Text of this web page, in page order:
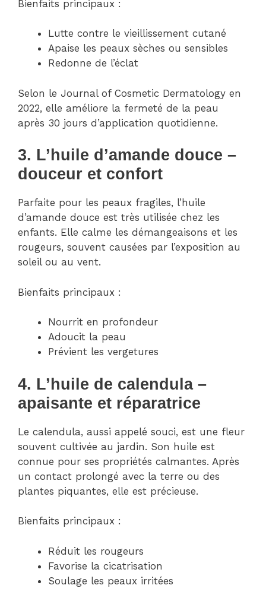
Bienfaits principaux :
Lutte contre le vieillissement cutané
Apaise les peaux sèches ou sensibles
Redonne de l’éclat
Selon le Journal of Cosmetic Dermatology en
2022, elle améliore la fermeté de la peau
après 30 jours d’application quotidienne.
3. L’huile d’amande douce –
douceur et confort
Parfaite pour les peaux fragiles, l’huile
d’amande douce est très utilisée chez les
enfants. Elle calme les démangeaisons et les
rougeurs, souvent causées par l’exposition au
soleil ou au vent.
Bienfaits principaux :
Nourrit en profondeur
Adoucit la peau
Prévient les vergetures
4. L’huile de calendula –
apaisante et réparatrice
Le calendula, aussi appelé souci, est une fleur
souvent cultivée au jardin. Son huile est
connue pour ses propriétés calmantes. Après
un contact prolongé avec la terre ou des
plantes piquantes, elle est précieuse.
Bienfaits principaux :
Réduit les rougeurs
Favorise la cicatrisation
Soulage les peaux irritées